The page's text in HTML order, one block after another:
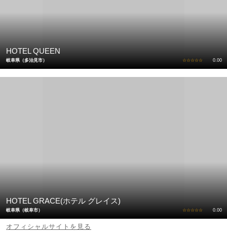
HOTEL QUEEN
岐阜県（多治見市） ☆☆☆☆☆ 0.00
HOTEL GRACE(ホテル グレイス)
岐阜県（岐阜市） ☆☆☆☆☆ 0.00
オフィシャルサイトを見る